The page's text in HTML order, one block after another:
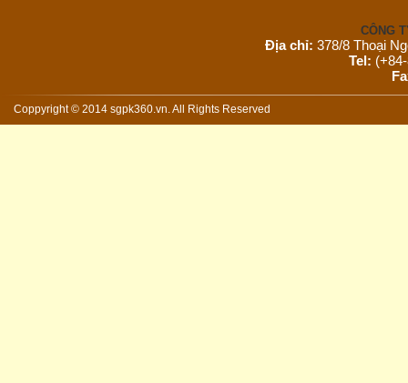
CÔNG
Địa chỉ: 378/8 Thoại
Tel:
Email:
Coppyright © 2014 sgpk360.vn. All Rights Reserved